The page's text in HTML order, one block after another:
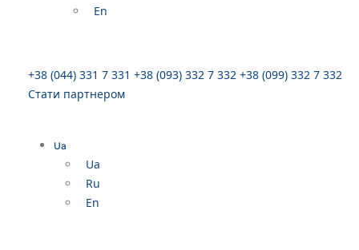
En
+38 (044) 331 7 331 +38 (093) 332 7 332 +38 (099) 332 7 332
Стати партнером
Ua
Ua
Ru
En